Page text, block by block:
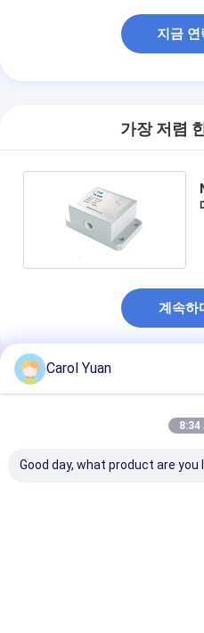
지금 연
가장 저렴
계속하
추천된 제품
Carol Yuan
8:34
Good day, what product are you